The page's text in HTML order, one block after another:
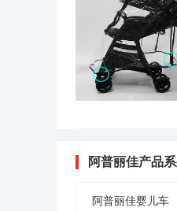
阿普丽佳产品系
阿普丽佳婴儿车